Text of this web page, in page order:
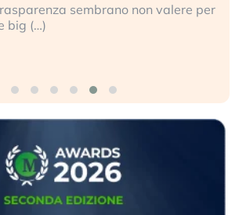
sembrano non valere per
big (…)